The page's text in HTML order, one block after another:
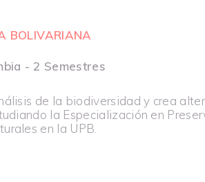
BOLIVARIANA
- 2 Semestres
de la biodiversidad y crea
la Especialización en
en la UPB.